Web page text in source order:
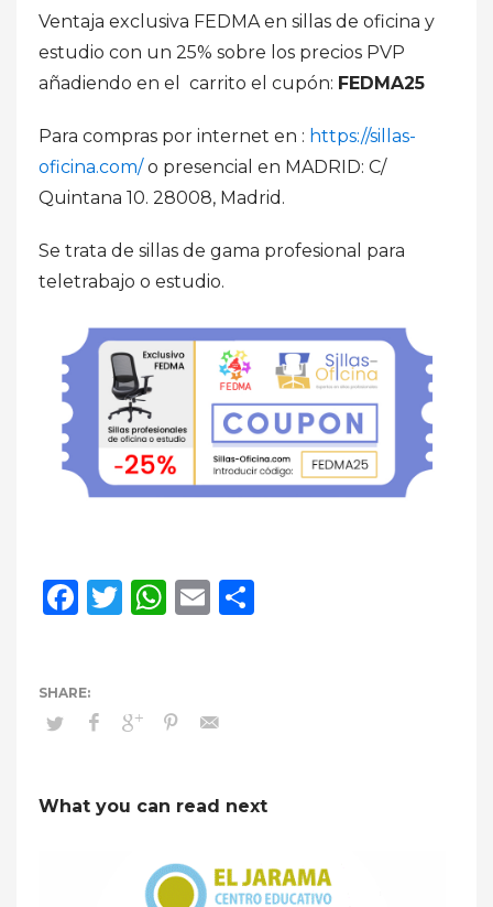
Ventaja exclusiva FEDMA en sillas de oficina y
estudio con un 25% sobre los precios PVP
añadiendo en el carrito el cupón: FEDMA25
Para compras por internet en : https://sillas-
oficina.com/o presencial en MADRID: C/
Quintana 10. 28008, Madrid.
Se trata de sillas de gama profesional para
teletrabajo o estudio.
Facebook
Twitter
WhatsApp
Email
What you can read next